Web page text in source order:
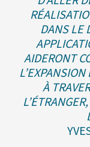
DANS LE
AIDERONT
À